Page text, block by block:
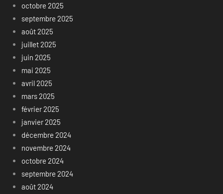
octobre 2025
septembre 2025
août 2025
juillet 2025
juin 2025
mai 2025
avril 2025
mars 2025
février 2025
janvier 2025
décembre 2024
novembre 2024
octobre 2024
septembre 2024
août 2024